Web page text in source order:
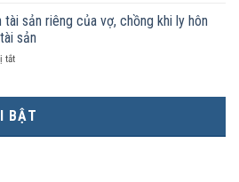
là
hôn
tài
sản
như
nào?
kinh
tế
hơn
trực
tiếp
nuôi
ly
hôn
khi
hôn
hạnh
phúc:
Góc
tài sản riêng của vợ, chồng khi ly hôn
sản
tắtở
tài
sản
BẬT